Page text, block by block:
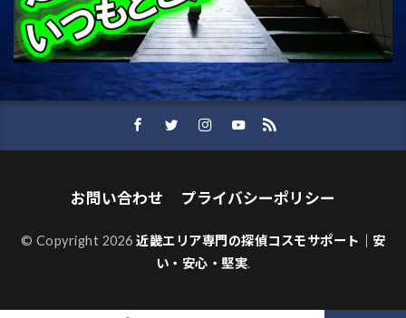
お問い合わせ プライバシーポリシー
© Copyright 2026 近畿エリア専門の探偵コスモサポート｜安
い・安心・堅実.